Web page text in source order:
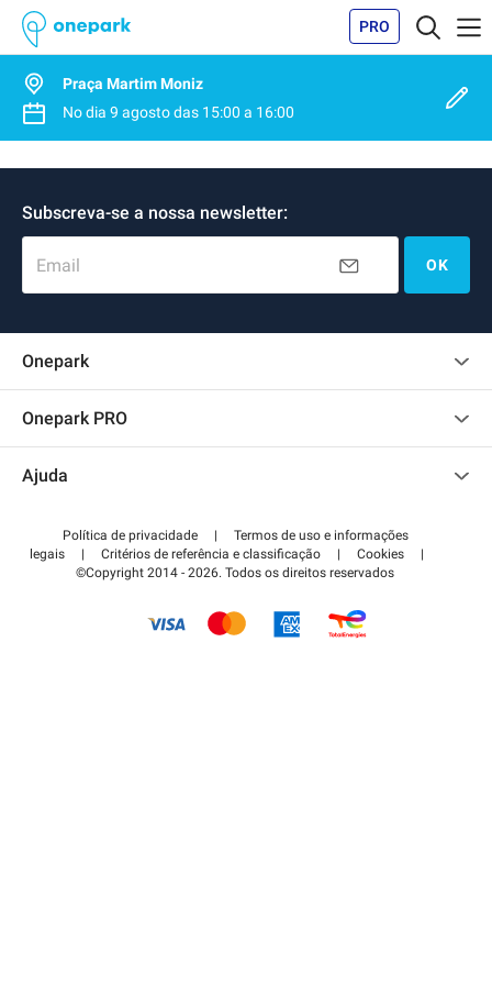
PRO
Praça Martim Moniz
No dia 9 agostodas 15:00 a 16:00
Subscreva-se a nossa newsletter:
Email OK
Onepark
Onepark PRO
Torne-se um membro
Ajuda
Centro de apoio
Como é que funciona?
Pagar o estacionamento FLOW
Política de privacidade |
Termos de uso e informações
legais
| Critérios de referência e classificação | Cookies
|
©Copyright 2014 - 2026. Todos os direitos reservados